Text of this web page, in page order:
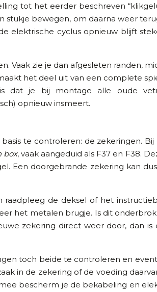
tot het eerder beschreven
stukje bewegen, om daarna weer
elektrische cyclus opnieuw blijft
Vaak zie je dan afgesleten randen,
het deel uit van een complete
is dat je bij montage alle oude
opnieuw insmeert.
te controleren: de zekeringen. Bij
box, vaak aangeduid als F37 en F38.
Een doorgebrande zekering kan
de deksel of het
het metalen brugje. Is dit
zekering direct weer door, dan is
toch beide te controleren en
in de zekering of de voeding
bescherm je de bekabeling en